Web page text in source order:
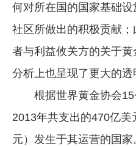
《资源再生》杂志
数字报
何对所在国的国家基础
社区所做出的积极贡献
者与利益攸关方的关于
分析上也呈现了更大的透
根据世界黄金协会15
2013年共支出的470亿
元）发生于其运营的国